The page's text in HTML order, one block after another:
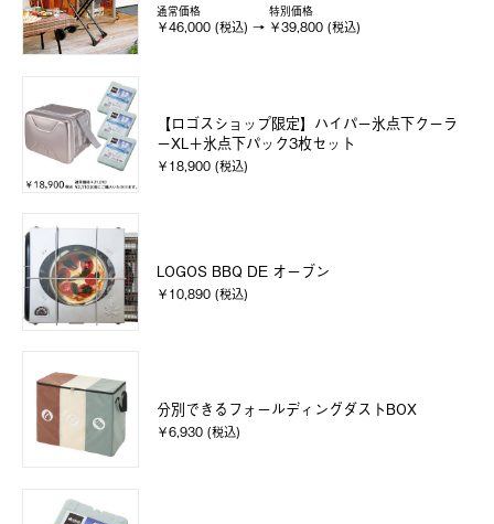
通常価格
￥46,000 (税込)
特別価格
￥39,800 (税込)
【ロゴスショップ限定】ハイパー氷点下クーラ
ーXL＋氷点下パック3枚セット
￥18,900 (税込)
LOGOS BBQ DE オーブン
￥10,890 (税込)
分別できるフォールディングダストBOX
￥6,930 (税込)